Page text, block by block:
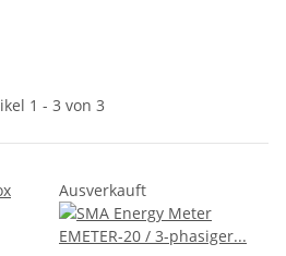
1 - 3 von 3
Ausverkauft